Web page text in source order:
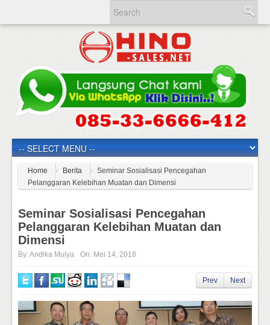
Home Berita
Seminar Sosialisasi Pencegahan
Pelanggaran Kelebihan Muatan dan Dimensi
Seminar Sosialisasi Pencegahan
Pelanggaran Kelebihan Muatan dan
Dimensi
By:Andika Mulya On: Mei 14, 2018
Prev Next